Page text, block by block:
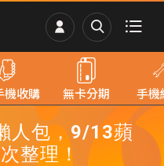
人包，9/13蘋
整理！
機收購 無卡分期 手機